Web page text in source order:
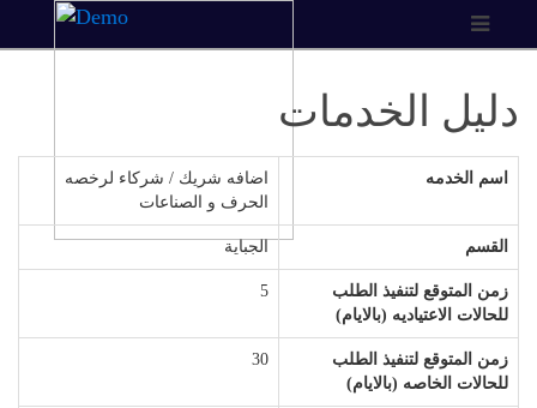
دليل الخدمات
اسم الخدمه
اضافه شريك / شركاء لرخصه
الحرف و الصناعات
القسم الجباية
زمن المتوقع لتنفيذ الطلب
للحالات الاعتياديه (بالايام)
5
زمن المتوقع لتنفيذ الطلب
للحالات الخاصه (بالايام)
30